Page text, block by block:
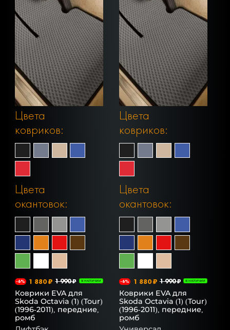
Цвета
ковриков:
Цвета
окантовок:
-6% 1 880 ₽ 1 990 ₽ В НАЛИЧИИ
Коврики EVA для
Skoda Octavia (1) (Tour)
(1996-2011), передние,
ромб
Цвета
ковриков:
Цвета
окантовок:
-6% 1 880 ₽ 1 990 ₽ В НАЛИЧИИ
Коврики EVA для
Skoda Octavia (1) (Tour)
(1996-2011), передние,
ромб